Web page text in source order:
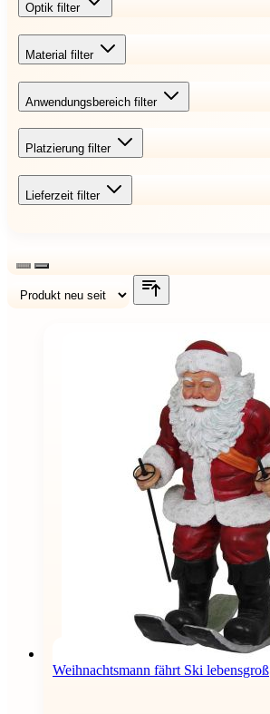
Optik filter
Material filter
Anwendungsbereich filter
Platzierung filter
Lieferzeit filter
Weihnachtsmann fährt Ski lebensgroß